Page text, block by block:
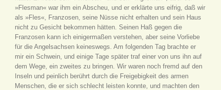
»Flesman« war ihm ein Abscheu, und er erklärte uns eifrig, daß wir
als »Fles«, Franzosen, seine Nüsse nicht erhalten und sein Haus
nicht zu Gesicht bekommen hätten. Seinen Haß gegen die
Franzosen kann ich einigermaßen verstehen, aber seine Vorliebe
für die Angelsachsen keineswegs. Am folgenden Tag brachte er
mir ein Schwein, und einige Tage später traf einer von uns ihn auf
dem Wege, ein zweites zu bringen. Wir waren noch fremd auf den
Inseln und peinlich berührt durch die Freigebigkeit des armen
Menschen, die er sich schlecht leisten konnte, und machten den